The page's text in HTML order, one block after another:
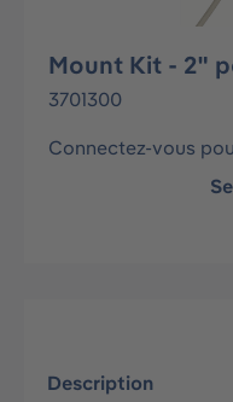
Mount Kit - 2"
3701300
Connectez-vous
Description